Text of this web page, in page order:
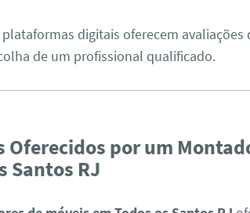
digitais oferecem
de um profissional qualificado.
Oferecidos por um
Santos RJ